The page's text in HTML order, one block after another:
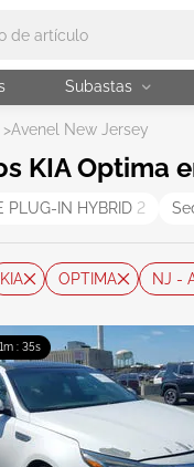
Subastas
>Avenel New Jersey
KIA Optima
PLUG-IN HYBRID 2
KIA OPTIMA NJ -
: 34s